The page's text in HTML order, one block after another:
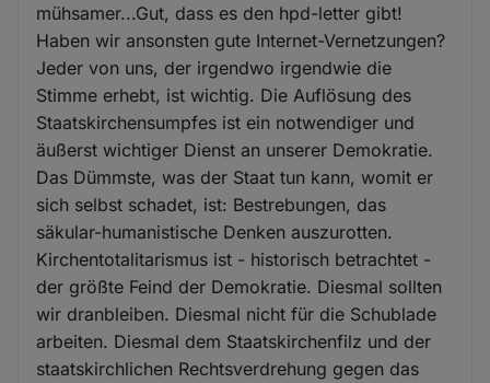
mühsamer...Gut, dass es den hpd-letter gibt!
Haben wir ansonsten gute Internet-Vernetzungen?
Jeder von uns, der irgendwo irgendwie die
Stimme erhebt, ist wichtig. Die Auflösung des
Staatskirchensumpfes ist ein notwendiger und
äußerst wichtiger Dienst an unserer Demokratie.
Das Dümmste, was der Staat tun kann, womit er
sich selbst schadet, ist: Bestrebungen, das
säkular-humanistische Denken auszurotten.
Kirchentotalitarismus ist - historisch betrachtet -
der größte Feind der Demokratie. Diesmal sollten
wir dranbleiben. Diesmal nicht für die Schublade
arbeiten. Diesmal dem Staatskirchenfilz und der
staatskirchlichen Rechtsverdrehung gegen das